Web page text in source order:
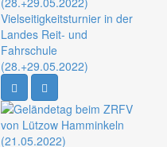
Vielseitigkeitsturnier in der
Landes Reit- und
Fahrschule
(28.+29.05.2022)